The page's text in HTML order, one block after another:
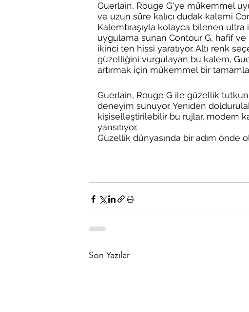
Guerlain, Rouge G'ye mükemmel
ve uzun süre kalıcı dudak kalemi
Kalemtıraşıyla kolayca bilenen
uygulama sunan Contour G, hafif
ikinci ten hissi yaratıyor. Altı renk
güzelliğini vurgulayan bu kalem,
artırmak için mükemmel bir
Guerlain, Rouge G ile güzellik
deneyim sunuyor. Yeniden
kişiselleştirilebilir bu rujlar, modern
yansıtıyor.
Güzellik dünyasında bir adım önde
Son Yazılar